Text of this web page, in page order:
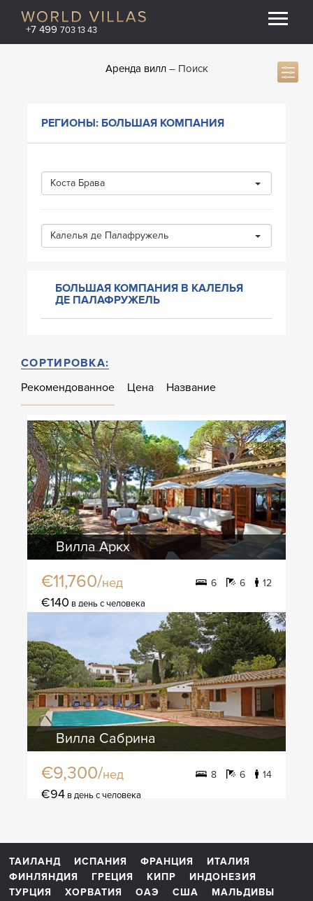
+7 499 703 13 43
Аренда вилл Поиск
РЕГИОНЫ: БОЛЬШАЯ КОМПАНИЯ
Коста Брава
Калелья де Палафружель
БОЛЬШАЯ КОМПАНИЯ В КАЛЕЛЬЯ
ДЕ ПАЛАФРУЖЕЛЬ
СОРТИРОВКА:
Рекомендованное
Цена Название
Вилла Аркх
€11,760/нед 6 6 12
€140 в день с человека
Вилла Сабрина
€9,300/нед 8 6 14
€94 в день с человека
ТАИЛАНД ИСПАНИЯ ФРАНЦИЯ
ИТАЛИЯ
ФИНЛЯНДИЯ
ГРЕЦИЯ КИПР
ИНДОНЕЗИЯ
ТУРЦИЯ
ХОРВАТИЯ ОАЭ США
МАЛЬДИВЫ